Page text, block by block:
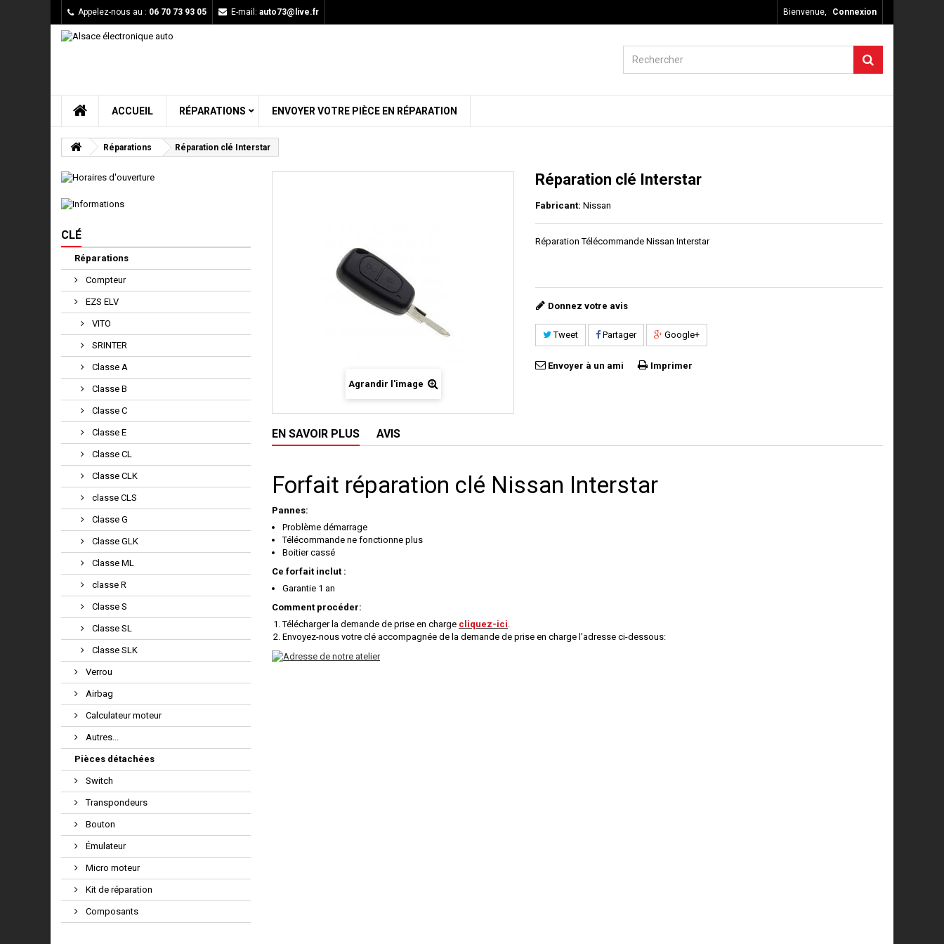
Bienvenue, Connexion
Appelez-nous au : 06 70 73 93 05 E-mail: auto73@live.fr
ACCUEIL RÉPARATIONS ENVOYER VOTRE PIÈCE EN RÉPARATION
Réparations Réparation clé Interstar
CLÉ
Réparations
Compteur
EZS ELV
VITO
SRINTER
Classe A
Classe B
Classe C
Classe E
Classe CL
Classe CLK
classe CLS
Classe G
Classe GLK
Classe ML
classe R
Classe S
Classe SL
Classe SLK
Verrou
Airbag
Calculateur moteur
Autres...
Pièces détachées
Switch
Transpondeurs
Bouton
Émulateur
Micro moteur
Kit de réparation
Composants
Agrandir l'image
Réparation clé Interstar
Fabricant: Nissan
Réparation Télécommande Nissan Interstar
Donnez votre avis
Tweet Partager Google+
Envoyer à un ami Imprimer
EN SAVOIR PLUS AVIS
Forfait réparation clé Nissan Interstar
Pannes:
Problème démarrage
Télécommande ne fonctionne plus
Boitier cassé
Ce forfait inclut :
Garantie 1 an
Comment procéder:
Télécharger la demande de prise en charge cliquez-ici.
Envoyez-nous votre clé accompagnée de la demande de prise en charge l'adresse ci-dessous: